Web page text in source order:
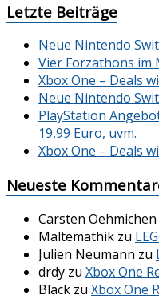
Letzte Beiträge
Neue Nintendo
Vier Forzathons im
Xbox One – Deals
Neue Nintendo
PlayStation
19,99 Euro, uvm.
Xbox One – Deals
Neueste
Carsten Oehmichen
Maltemathik zu
Julien Neumann zu
drdy zu Xbox One
Black zu Xbox One